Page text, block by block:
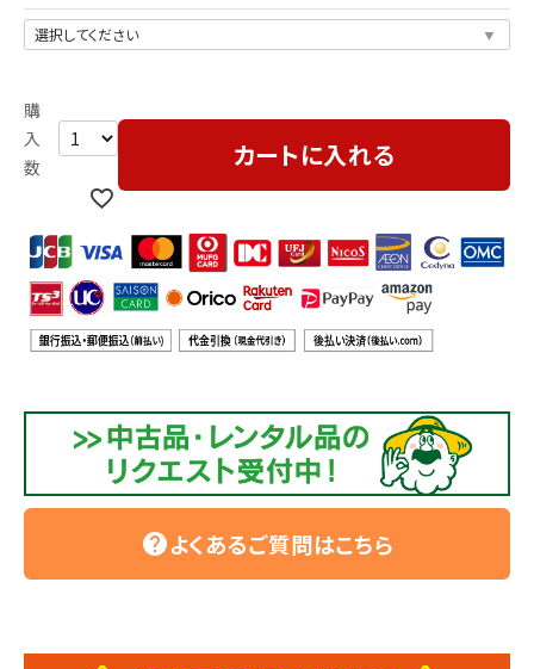
カートに入れる
helpよくあるご質問はこちら